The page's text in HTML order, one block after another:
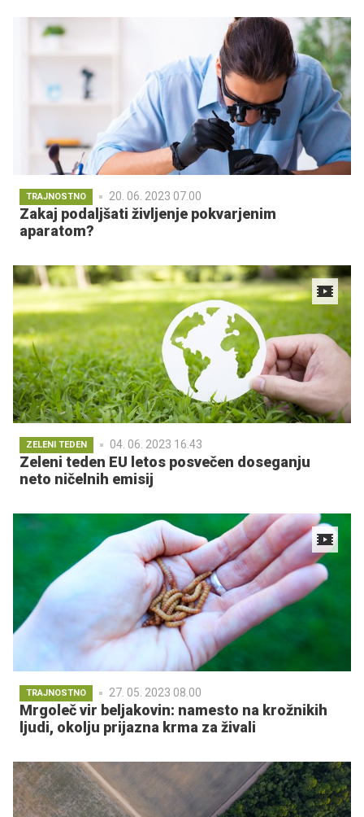
TRAJNOSTNO 20. 06. 2023 07.00
Zakaj podaljšati življenje pokvarjenim
aparatom?
ZELENI TEDEN 04. 06. 2023 16.43
Zeleni teden EU letos posvečen doseganju
neto ničelnih emisij
TRAJNOSTNO 27. 05. 2023 08.00
Mrgoleč vir beljakovin: namesto na krožnikih
ljudi, okolju prijazna krma za živali